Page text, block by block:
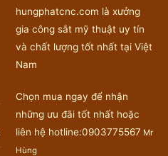
hungphatcnc.com là xưởng
gia công sắt mỹ thuật uy tín
và chất lượng tốt nhất tại Việt
Nam
Chọn mua ngay để nhận
những ưu đãi tốt nhất hoặc
liên hệ hotline:0903775567 Mr
Hùng